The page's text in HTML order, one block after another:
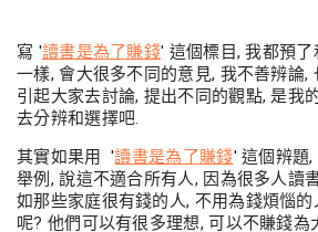
寫 '讀書是為了賺錢' 這個標目, 我都預
一樣, 會大很多不同的意見, 我不善辨論,
引起大家去討論, 提出不同的觀點, 是我
去分辨和選擇吧.
其實如果用 '讀書是為了賺錢' 這個辨題
舉例, 說這不適合所有人, 因為很多人讀
如那些家庭很有錢的人, 不用為錢煩惱
呢? 他們可以有很多理想, 可以不賺錢為